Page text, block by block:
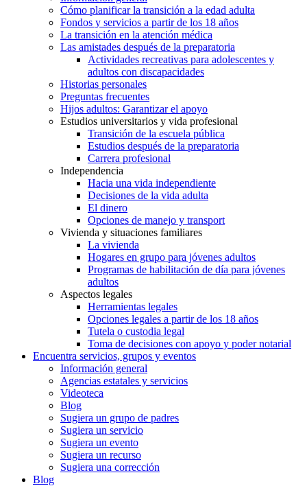
Cómo planificar la transición a la edad adulta
Fondos y servicios a partir de los 18 años
La transición en la atención médica
Las amistades después de la preparatoria
Actividades recreativas para adolescentes y
adultos con discapacidades
Historias personales
Preguntas frecuentes
Hijos adultos: Garantizar el apoyo
Estudios universitarios y vida profesional
Transición de la escuela pública
Estudios después de la preparatoria
Carrera profesional
Independencia
Hacia una vida independiente
Decisiones de la vida adulta
El dinero
Opciones de manejo y transport
Vivienda y situaciones familiares
La vivienda
Hogares en grupo para jóvenes adultos
Programas de habilitación de día para jóvenes
adultos
Aspectos legales
Herramientas legales
Opciones legales a partir de los 18 años
Tutela o custodia legal
Toma de decisiones con apoyo y poder notarial
Encuentra servicios, grupos y eventos
Información general
Agencias estatales y servicios
Videoteca
Blog
Sugiera un grupo de padres
Sugiera un servicio
Sugiera un evento
Sugiera un recurso
Sugiera una corrección
Blog